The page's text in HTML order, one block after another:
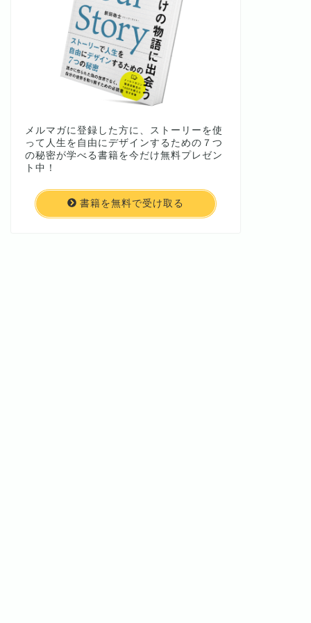
メルマガに登録した方に、ストーリーを使
って人生を自由にデザインするための７つ
の秘密が学べる書籍を今だけ無料プレゼン
ト中！
書籍を無料で受け取る